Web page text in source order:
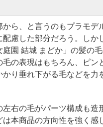
ら、と言うのもプラモデ
配慮した部分だろう。しか
庭園 結城 まどか」の髪の
の表現はもちろん、ピン
かり垂れ下がる毛などを力
右の毛がパーツ構成も造
は本商品の方向性を強く感